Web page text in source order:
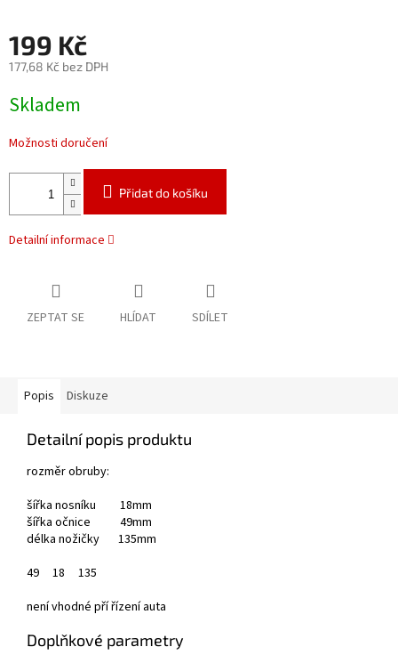
199 Kč
177,68 Kč bez DPH
cena:
Skladem
Možnosti doručení
Přidat do košíku
Detailní informace
ZEPTAT SE HLÍDAT SDÍLET
Popis Diskuze
Detailní popis produktu
rozměr obruby:
šířka nosníku 18mm
šířka očnice 49mm
délka nožičky 135mm
49
18 135
není vhodné pří řízení auta
Doplňkové parametry